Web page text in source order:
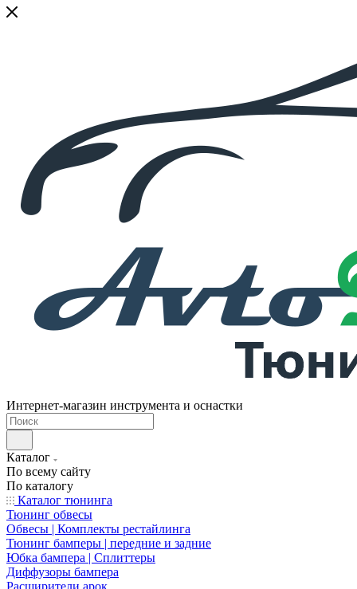
Интернет-магазин инструмента и оснастки
Каталог
По всему сайту
По каталогу
Каталог тюнинга
Тюнинг обвесы
Обвесы | Комплекты рестайлинга
Тюнинг бамперы | передние и задние
Юбка бампера | Сплиттеры
Диффузоры бампера
Расширители арок